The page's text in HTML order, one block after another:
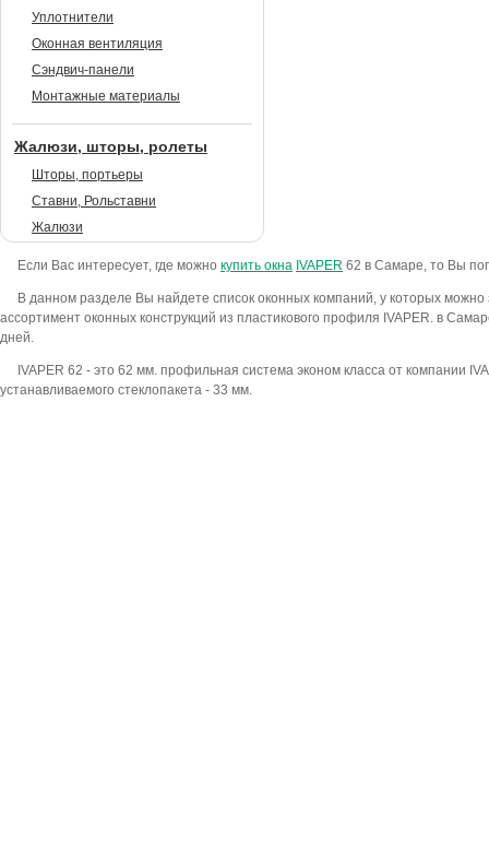
Уплотнители
Оконная вентиляция
Сэндвич-панели
Монтажные материалы
Жалюзи, шторы, ролеты
Шторы, портьеры
Ставни, Рольставни
Жалюзи
Если Вас интересует, где можно купить окна IVAPER 62 в Самаре, то Вы
В данном разделе Вы найдете список оконных компаний, у которых
ассортимент оконных конструкций из пластикового профиля IVAPER. в
дней.
IVAPER 62 - это 62 мм. профильная система эконом класса от компании
устанавливаемого стеклопакета - 33 мм.